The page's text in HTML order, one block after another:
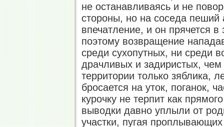
не останавливаясь и не
стороны, но на соседа пеший
впечатление, и он прячется
поэтому возвращение
среди сухопутных, ни среди
драчливых и задиристых,
территории только зяблика,
бросается на уток, поганок,
курочку не терпит как
выводки давно уплыли от
участки, пугая